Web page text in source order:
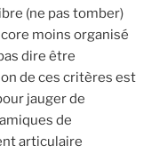
(ne pas tomber)
moins organisé
dire être
de ces critères est
jauger de
de
articulaire